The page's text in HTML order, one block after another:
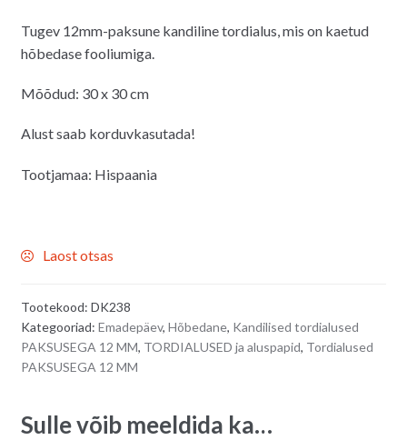
Tugev 12mm-paksune kandiline tordialus, mis on kaetud
hõbedase fooliumiga.
Mõõdud: 30 x 30 cm
Alust saab korduvkasutada!
Tootjamaa: Hispaania
Laost otsas
Tootekood: DK238
Kategooriad: Emadepäev, Hõbedane, Kandilised tordialused
PAKSUSEGA 12 MM, TORDIALUSED ja aluspapid, Tordialused
PAKSUSEGA 12 MM
Sulle võib meeldida ka…